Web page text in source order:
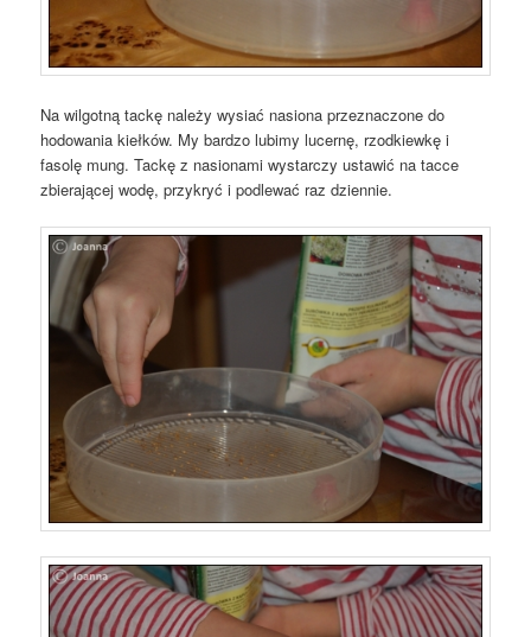
Na wilgotną tackę należy wysiać nasiona przeznaczone do
hodowania kiełków. My bardzo lubimy lucernę, rzodkiewkę i
fasolę mung. Tackę z nasionami wystarczy ustawić na tacce
zbierającej wodę, przykryć i podlewać raz dziennie.